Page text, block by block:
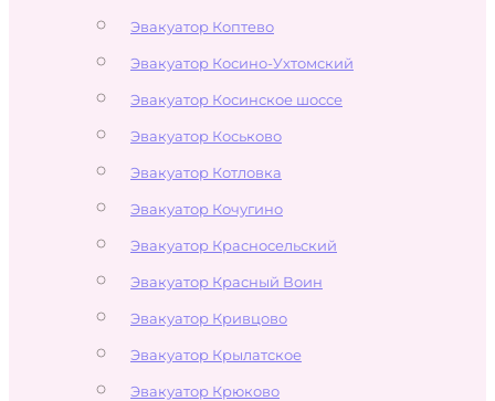
Эвакуатор Коптево
Эвакуатор Косино-Ухтомский
Эвакуатор Косинское шоссе
Эвакуатор Коськово
Эвакуатор Котловка
Эвакуатор Кочугино
Эвакуатор Красносельский
Эвакуатор Красный Воин
Эвакуатор Кривцово
Эвакуатор Крылатское
Эвакуатор Крюково